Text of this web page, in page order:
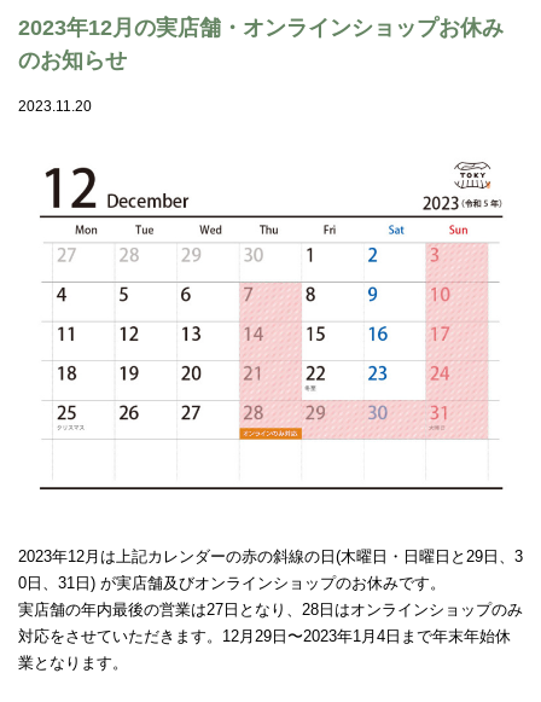
2023年12月の実店舗・オンラインショップお休み
のお知らせ
2023.11.20
2023年12月は上記カレンダーの赤の斜線の日(木曜日・日曜日と29日、3
0日、31日) が実店舗及びオンラインショップのお休みです。
実店舗の年内最後の営業は27日となり、28日はオンラインショップのみ
対応をさせていただきます。12月29日〜2023年1月4日まで年末年始休
業となります。